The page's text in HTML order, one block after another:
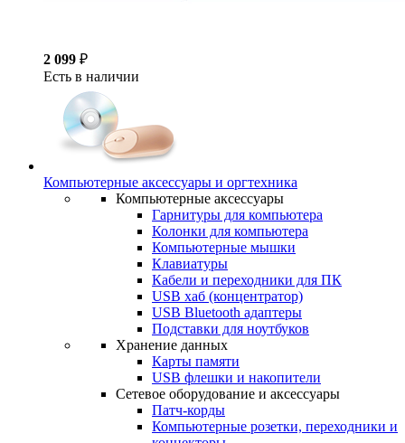
2 099 ₽
Есть в наличии
Компьютерные аксессуары и оргтехника
Компьютерные аксессуары
Гарнитуры для компьютера
Колонки для компьютера
Компьютерные мышки
Клавиатуры
Кабели и переходники для ПК
USB хаб (концентратор)
USB Bluetooth адаптеры
Подставки для ноутбуков
Хранение данных
Карты памяти
USB флешки и накопители
Сетевое оборудование и аксессуары
Патч-корды
Компьютерные розетки, переходники и